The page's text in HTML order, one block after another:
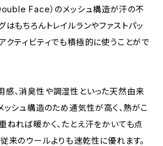
Face）のメッシュ構造が汗の不
はもちろんトレイルランやファストパッ
クティビティでも積極的に使うことがで
感、消臭性や調湿性といった天然由来
ッシュ構造のため通気性が高く、熱がこ
ねれば暖かく、たとえ汗をかいても点
来のウールよりも速乾性に優れます。